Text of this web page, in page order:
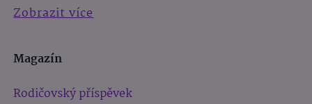
Zobrazit více
Magazín
Rodičovský příspěvek